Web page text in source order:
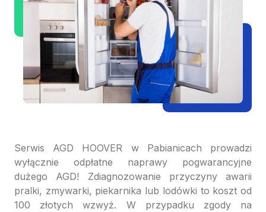
Serwis AGD HOOVER w Pabianicach prowadzi
wyłącznie odpłatne naprawy pogwarancyjne
dużego AGD! Zdiagnozowanie przyczyny awarii
pralki, zmywarki, piekarnika lub lodówki to koszt od
100 złotych wzwyż. W przypadku zgody na